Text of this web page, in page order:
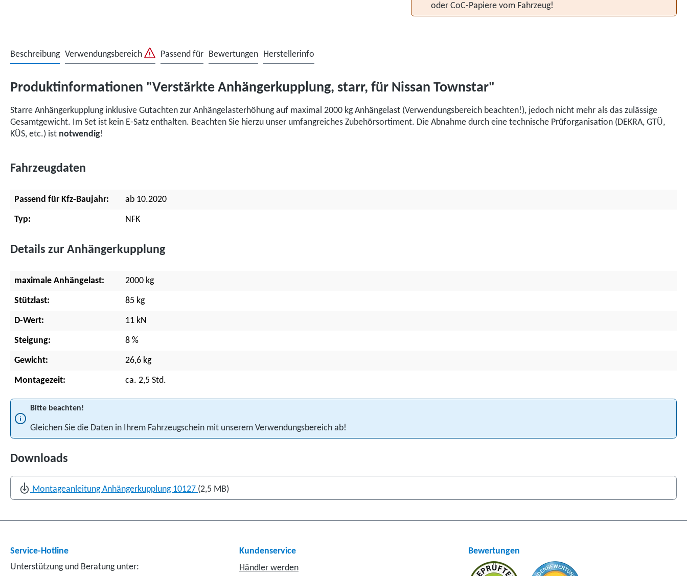
oder CoC-Papiere vom Fahrzeug!
Beschreibung Verwendungsbereich Passend für Bewertungen Herstellerinfo
Produktinformationen "Verstärkte Anhängerkupplung, starr, für Nissan Townstar"
Starre Anhängerkupplung inklusive Gutachten zur Anhängelasterhöhung auf maximal 2000 kg Anhängelast (Verwendungsbereich beachten!), jedoch nicht mehr als das zulässige
Gesamtgewicht. Im Set ist kein E-Satz enthalten. Beachten Sie hierzu unser umfangreiches Zubehörsortiment. Die Abnahme durch eine technische Prüforganisation (DEKRA, GTÜ,
KÜS, etc.) ist notwendig!
Fahrzeugdaten
Passend für Kfz-Baujahr: ab 10.2020
Typ: NFK
Details zur Anhängerkupplung
maximale Anhängelast: 2000 kg
Stützlast: 85 kg
D-Wert: 11 kN
Steigung: 8 %
Gewicht: 26,6 kg
Montagezeit: ca. 2,5 Std.
Bitte beachten!
Gleichen Sie die Daten in Ihrem Fahrzeugschein mit unserem Verwendungsbereich ab!
Downloads
Montageanleitung Anhängerkupplung 10127 (2,5 MB)
Service-Hotline
Unterstützung und Beratung unter:
Kundenservice
Händler werden
Bewertungen